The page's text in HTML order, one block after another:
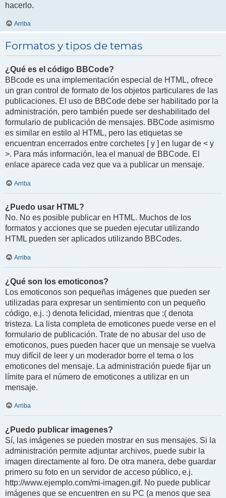
hacerlo.
Arriba
Formatos y tipos de temas
¿Qué es el código BBCode?
BBcode es una implementación especial de HTML, ofrece
un gran control de formato de los objetos particulares de las
publicaciones. El uso de BBCode debe ser habilitado por la
administración, pero también puede ser deshabilitado del
formulario de publicación de mensajes. BBCode asimismo
es similar en estilo al HTML, pero las etiquetas se
encuentran encerrados entre corchetes [ y ] en lugar de < y
>. Para más información, lea el manual de BBCode. El
enlace aparece cada vez que va a publicar un mensaje.
Arriba
¿Puedo usar HTML?
No. No es posible publicar en HTML. Muchos de los
formatos y acciones que se pueden ejecutar utilizando
HTML pueden ser aplicados utilizando BBCodes.
Arriba
¿Qué son los emoticonos?
Los emoticonos son pequeñas imágenes que pueden ser
utilizadas para expresar un sentimiento con un pequeño
código, e.j. :) denota felicidad, mientras que :( denota
tristeza. La lista completa de emoticones puede verse en el
formulario de publicación. Trate de no abusar del uso de
emoticonos, pues pueden hacer que un mensaje se vuelva
muy difícil de leer y un moderador borre el tema o los
emoticones del mensaje. La administración puede fijar un
límite para el número de emoticones a utilizar en un
mensaje.
Arriba
¿Puedo publicar imagenes?
Sí, las imágenes se pueden mostrar en sus mensajes. Si la
administración permite adjuntar archivos, puede subir la
imagen directamente al foro. De otra manera, debe guardar
primero su foto en un servidor de acceso público, e.j.
http://www.ejemplo.com/mi-imagen.gif. No puede publicar
imágenes que se encuentren en su PC (a menos que sea